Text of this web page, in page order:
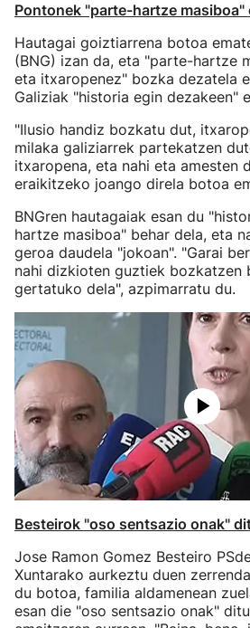
Pontonek "parte-hartze masiboa"
Hautagai goiztiarrena botoa
(BNG) izan da, eta "parte-hartze
eta itxaropenez" bozka dezatela
Galiziak "historia egin dezakeen"
"Ilusio handiz bozkatu dut,
milaka galiziarrek partekatzen
itxaropena, eta nahi eta amesten
eraikitzeko joango direla botoa
BNGren hautagaiak esan du
hartze masiboa" behar dela, eta
geroa daudela "jokoan". "Garai
nahi dizkioten guztiek bozkatzen
gertatuko dela", azpimarratu du.
Besteirok "oso sentsazio onak"
Jose Ramon Gomez Besteiro
Xuntarako aurkeztu duen
du botoa, familia aldamenean
esan die "oso sentsazio onak"